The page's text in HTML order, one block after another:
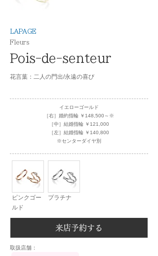
LAPAGE
Fleurs
Pois-de-senteur
花言葉：二人の門出/永遠の喜び
イエローゴールド
［右］婚約指輪 ￥148,500～※
［中］結婚指輪 ￥121,000
［左］結婚指輪 ￥140,800
※センターダイヤ別
ピンクゴー
ルド
プラチナ
来店予約する
​取扱店舗：